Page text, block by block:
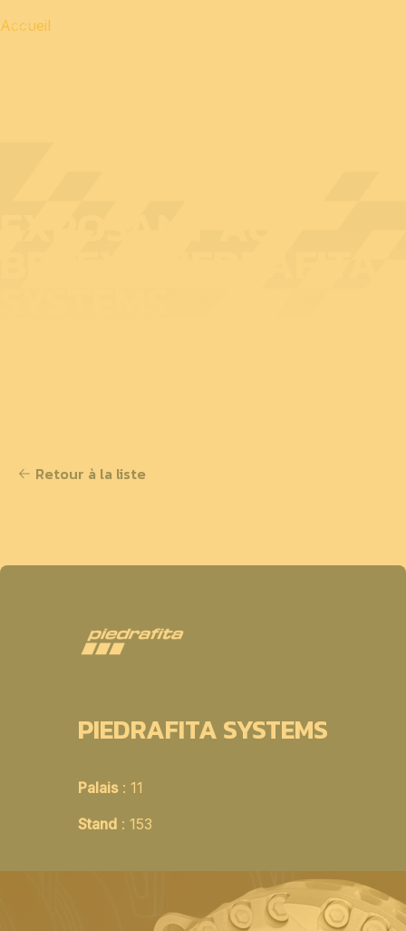
Accueil
Retour à la liste
PIEDRAFITA SYSTEMS
Palais: 11
Stand: 153